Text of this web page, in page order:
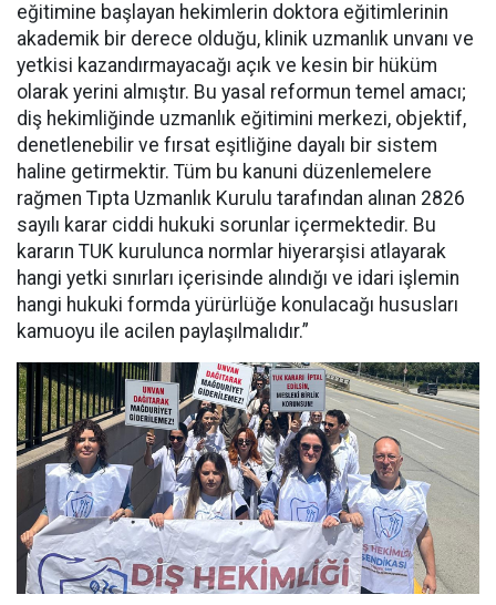
eğitimine başlayan hekimlerin doktora eğitimlerinin
akademik bir derece olduğu, klinik uzmanlık unvanı ve
yetkisi kazandırmayacağı açık ve kesin bir hüküm
olarak yerini almıştır. Bu yasal reformun temel amacı;
diş hekimliğinde uzmanlık eğitimini merkezi, objektif,
denetlenebilir ve fırsat eşitliğine dayalı bir sistem
haline getirmektir. Tüm bu kanuni düzenlemelere
rağmen Tıpta Uzmanlık Kurulu tarafından alınan 2826
sayılı karar ciddi hukuki sorunlar içermektedir. Bu
kararın TUK kurulunca normlar hiyerarşisi atlayarak
hangi yetki sınırları içerisinde alındığı ve idari işlemin
hangi hukuki formda yürürlüğe konulacağı hususları
kamuoyu ile acilen paylaşılmalıdır.”